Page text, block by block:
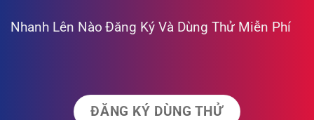
Nhanh Lên Nào Đăng Ký Và Dùng Thử Miễn Phí
ĐĂNG KÝ DÙNG THỬ